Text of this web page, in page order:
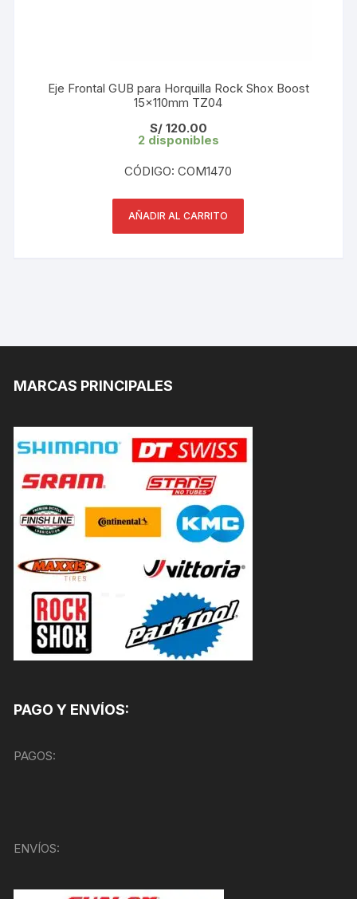
Eje Frontal GUB para Horquilla Rock Shox Boost
15x110mm TZ04
S/120.00
2 disponibles
CÓDIGO: COM1470
AÑADIR AL CARRITO
MARCAS PRINCIPALES
PAGO Y ENVÍOS:
PAGOS:
ENVÍOS: